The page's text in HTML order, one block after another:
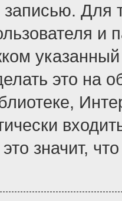
Для
это на
это значит,